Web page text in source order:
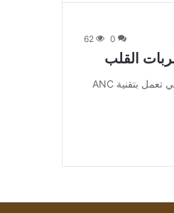
0
62
[ad_1] تعمل Google على التكنولوجيا لتسخير أسطولها من سماعات الرأس وسماعات الأذن التي تعمل بتقنية ANC